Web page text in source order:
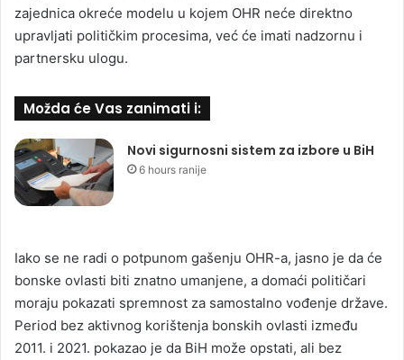
zajednica okreće modelu u kojem OHR neće direktno
upravljati političkim procesima, već će imati nadzornu i
partnersku ulogu.
Možda će Vas zanimati i:
Novi sigurnosni sistem za izbore u BiH
6 hours ranije
Iako se ne radi o potpunom gašenju OHR-a, jasno je da će
bonske ovlasti biti znatno umanjene, a domaći političari
moraju pokazati spremnost za samostalno vođenje države.
Period bez aktivnog korištenja bonskih ovlasti između
2011. i 2021. pokazao je da BiH može opstati, ali bez